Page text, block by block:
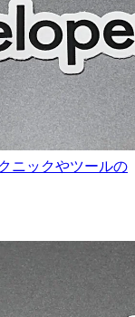
ニックやツールの